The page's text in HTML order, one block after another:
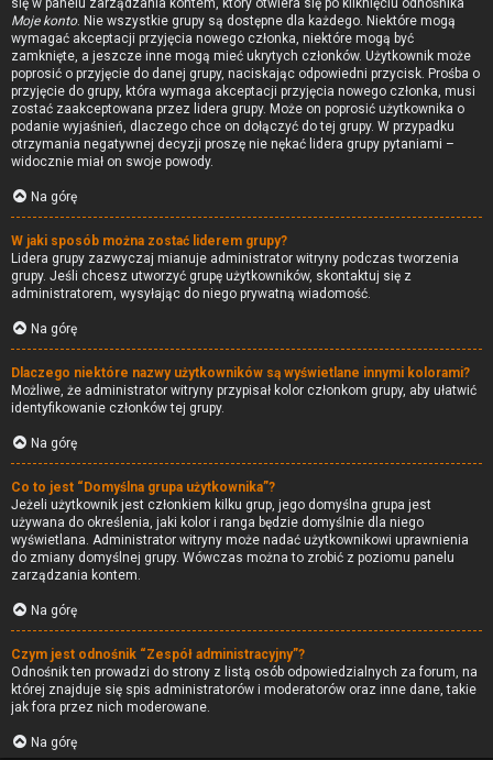
się w panelu zarządzania kontem, który otwiera się po kliknięciu odnośnika
Moje konto. Nie wszystkie grupy są dostępne dla każdego. Niektóre mogą
wymagać akceptacji przyjęcia nowego członka, niektóre mogą być
zamknięte, a jeszcze inne mogą mieć ukrytych członków. Użytkownik może
poprosić o przyjęcie do danej grupy, naciskając odpowiedni przycisk. Prośba o
przyjęcie do grupy, która wymaga akceptacji przyjęcia nowego członka, musi
zostać zaakceptowana przez lidera grupy. Może on poprosić użytkownika o
podanie wyjaśnień, dlaczego chce on dołączyć do tej grupy. W przypadku
otrzymania negatywnej decyzji proszę nie nękać lidera grupy pytaniami –
widocznie miał on swoje powody.
Na górę
W jaki sposób można zostać liderem grupy?
Lidera grupy zazwyczaj mianuje administrator witryny podczas tworzenia
grupy. Jeśli chcesz utworzyć grupę użytkowników, skontaktuj się z
administratorem, wysyłając do niego prywatną wiadomość.
Na górę
Dlaczego niektóre nazwy użytkowników są wyświetlane innymi kolorami?
Możliwe, że administrator witryny przypisał kolor członkom grupy, aby ułatwić
identyfikowanie członków tej grupy.
Na górę
Co to jest “Domyślna grupa użytkownika”?
Jeżeli użytkownik jest członkiem kilku grup, jego domyślna grupa jest
używana do określenia, jaki kolor i ranga będzie domyślnie dla niego
wyświetlana. Administrator witryny może nadać użytkownikowi uprawnienia
do zmiany domyślnej grupy. Wówczas można to zrobić z poziomu panelu
zarządzania kontem.
Na górę
Czym jest odnośnik “Zespół administracyjny”?
Odnośnik ten prowadzi do strony z listą osób odpowiedzialnych za forum, na
której znajduje się spis administratorów i moderatorów oraz inne dane, takie
jak fora przez nich moderowane.
Na górę